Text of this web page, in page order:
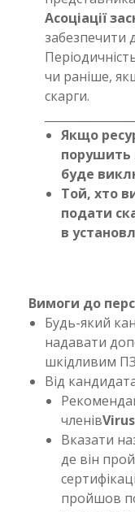
Асоціації
забезпечити
чи раніше,
скарги.
Якщо
порушить
буде
Той, хто
подати
в
Вимоги до
Будь-який
надавати
шкідливим
Від
членів
Вказати
де він
пройшов